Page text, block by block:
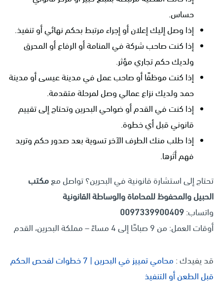
حساس.
إذا وصل إليك إعلان أو إجراء مرتبط بحكم نهائي أو تنفيذ.
إذا كنت صاحب شركة في المنامة أو الرفاع أو المحرق
ولديك حكم تجاري مؤثر.
إذا كنت موظفًا أو صاحب عمل في مدينة عيسى أو مدينة
حمد ولديك نزاع عمالي وصل لمرحلة متقدمة.
إذا كنت في القدم أو ضواحي البحرين وتحتاج إلى تقييم
قانوني قبل أي خطوة.
إذا طلب منك الطرف الآخر تسوية بعد صدور حكم وتريد
فهم أثرها.
تحتاج إلى استشارة قانونية في البحرين؟ تواصل معمكتب
الحبيل والمحفوظ للمحاماة والوساطة القانونية
واتساب:0097339900409
أوقات العمل: من 9 صباحًا إلى 4 مساءً – مملكة البحرين، القدم
قد يفيدك :
محامي تمييز في البحرين | 7 خطوات لفحص الحكم
قبل الطعن أو التنفيذ